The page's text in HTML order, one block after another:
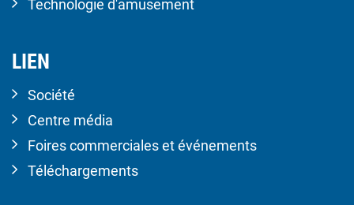
Technologie d'amusement
LIEN
Société
Centre média
Foires commerciales et événements
Téléchargements